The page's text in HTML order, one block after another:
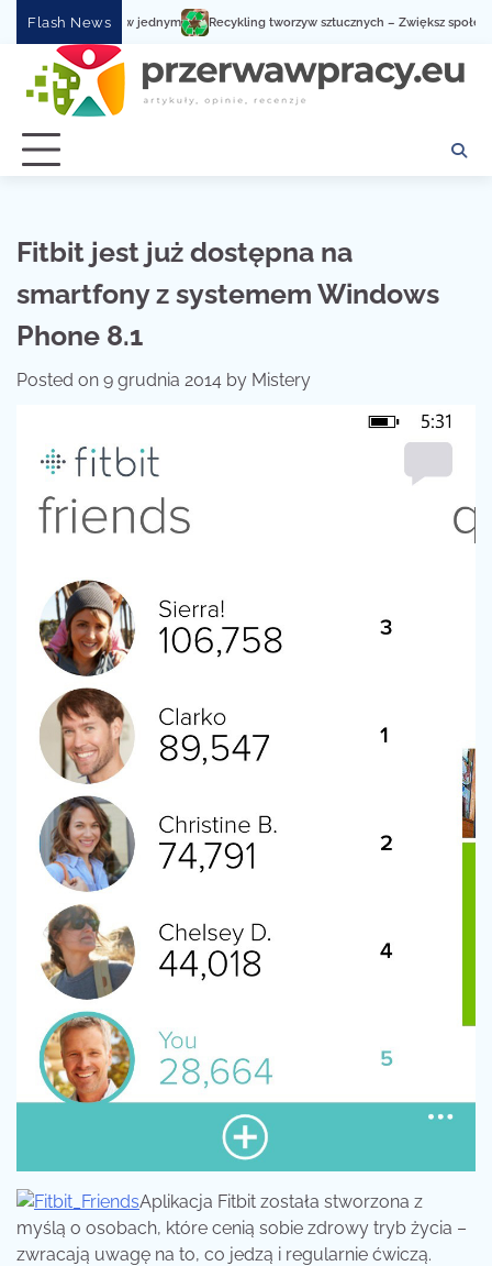
content
Flash News
serwisowa w jednym Recykling tworzyw sztucznych – Zwiększ społeczną
Fitbit jest już dostępna na
smartfony z systemem Windows
Phone 8.1
Posted on 9 grudnia 2014 by Mistery
Aplikacja Fitbit została stworzona z
myślą o osobach, które cenią sobie zdrowy tryb życia –
zwracają uwagę na to, co jedzą i regularnie ćwiczą.